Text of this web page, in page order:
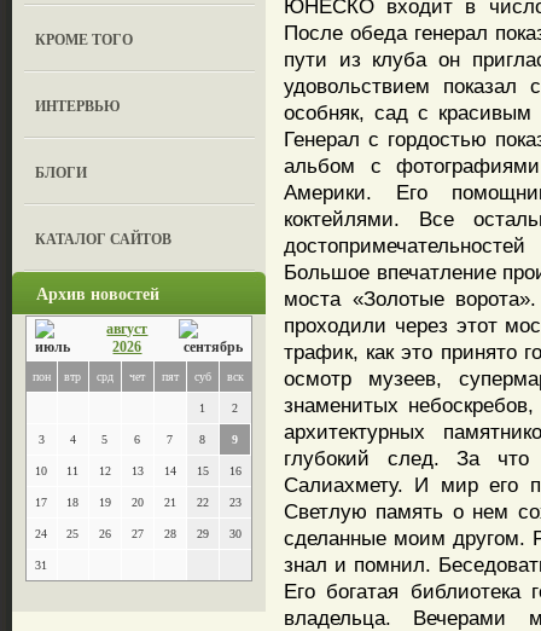
КРОМЕ ТОГО
ИНТЕРВЬЮ
БЛОГИ
КАТАЛОГ САЙТОВ
Архив новостей
август
2026
пон втр срд чет пят суб вск
1 2
3 4 5 6 7 8 9
10 11 12 13 14 15 16
17 18 19 20 21 22 23
24 25 26 27 28 29 30
31
ЮНЕСКО входит в
После обеда генерал
пути из клуба он
удовольствием показал
особняк, сад с красивым
Генерал с гордостью
альбом с фотографиями
Америки. Его
коктейлями. Все
Большое впечатление
моста «Золотые
проходили через этот
трафик, как это принято
осмотр музеев,
знаменитых
архитектурных
глубокий след. За
Салиахмету. И мир его
Светлую память о нем
сделанные моим другом.
знал и помнил.
Его богатая библиотека
владельца. Вечерами